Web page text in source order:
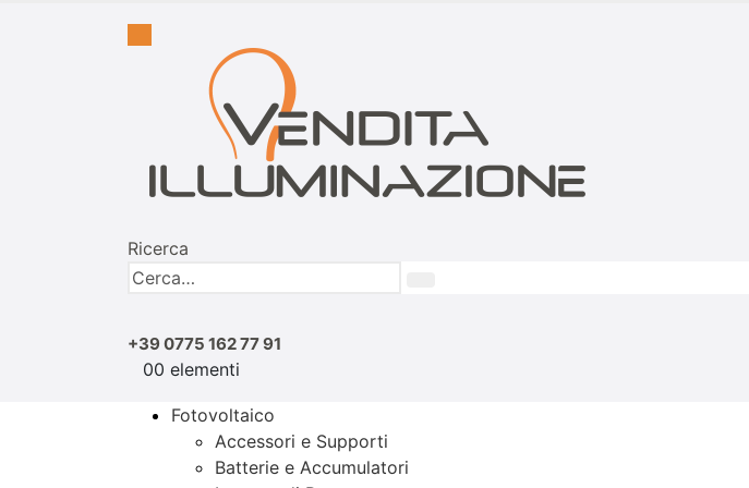
Ricerca
+39 0775 162 77 91
00 elementi
Fotovoltaico
Accessori e Supporti
Batterie e Accumulatori